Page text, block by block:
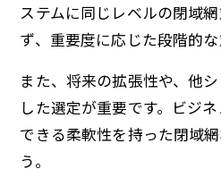
ステムに同じレベルの閉域
ず、重要度に応じた段階的な
また、将来の拡張性や、他
した選定が重要です。ビジ
できる柔軟性を持った閉域
う。